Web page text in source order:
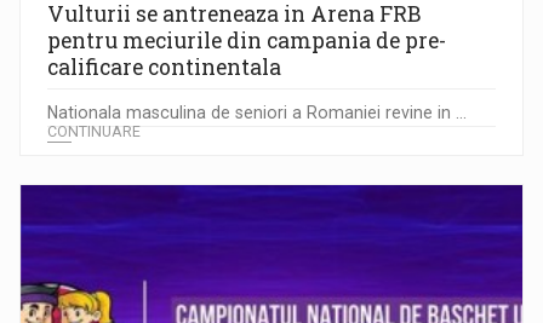
Vulturii se antreneaza in Arena FRB
pentru meciurile din campania de pre-
calificare continentala
Nationala masculina de seniori a Romaniei revine in ...
CONTINUARE